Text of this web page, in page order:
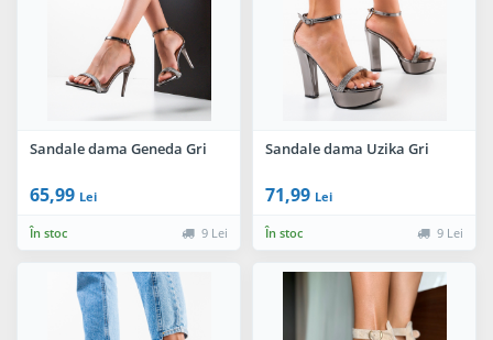
Sandale dama Geneda Gri
65,99 Lei
În stoc 9 Lei
Sandale dama Uzika Gri
71,99 Lei
În stoc 9 Lei